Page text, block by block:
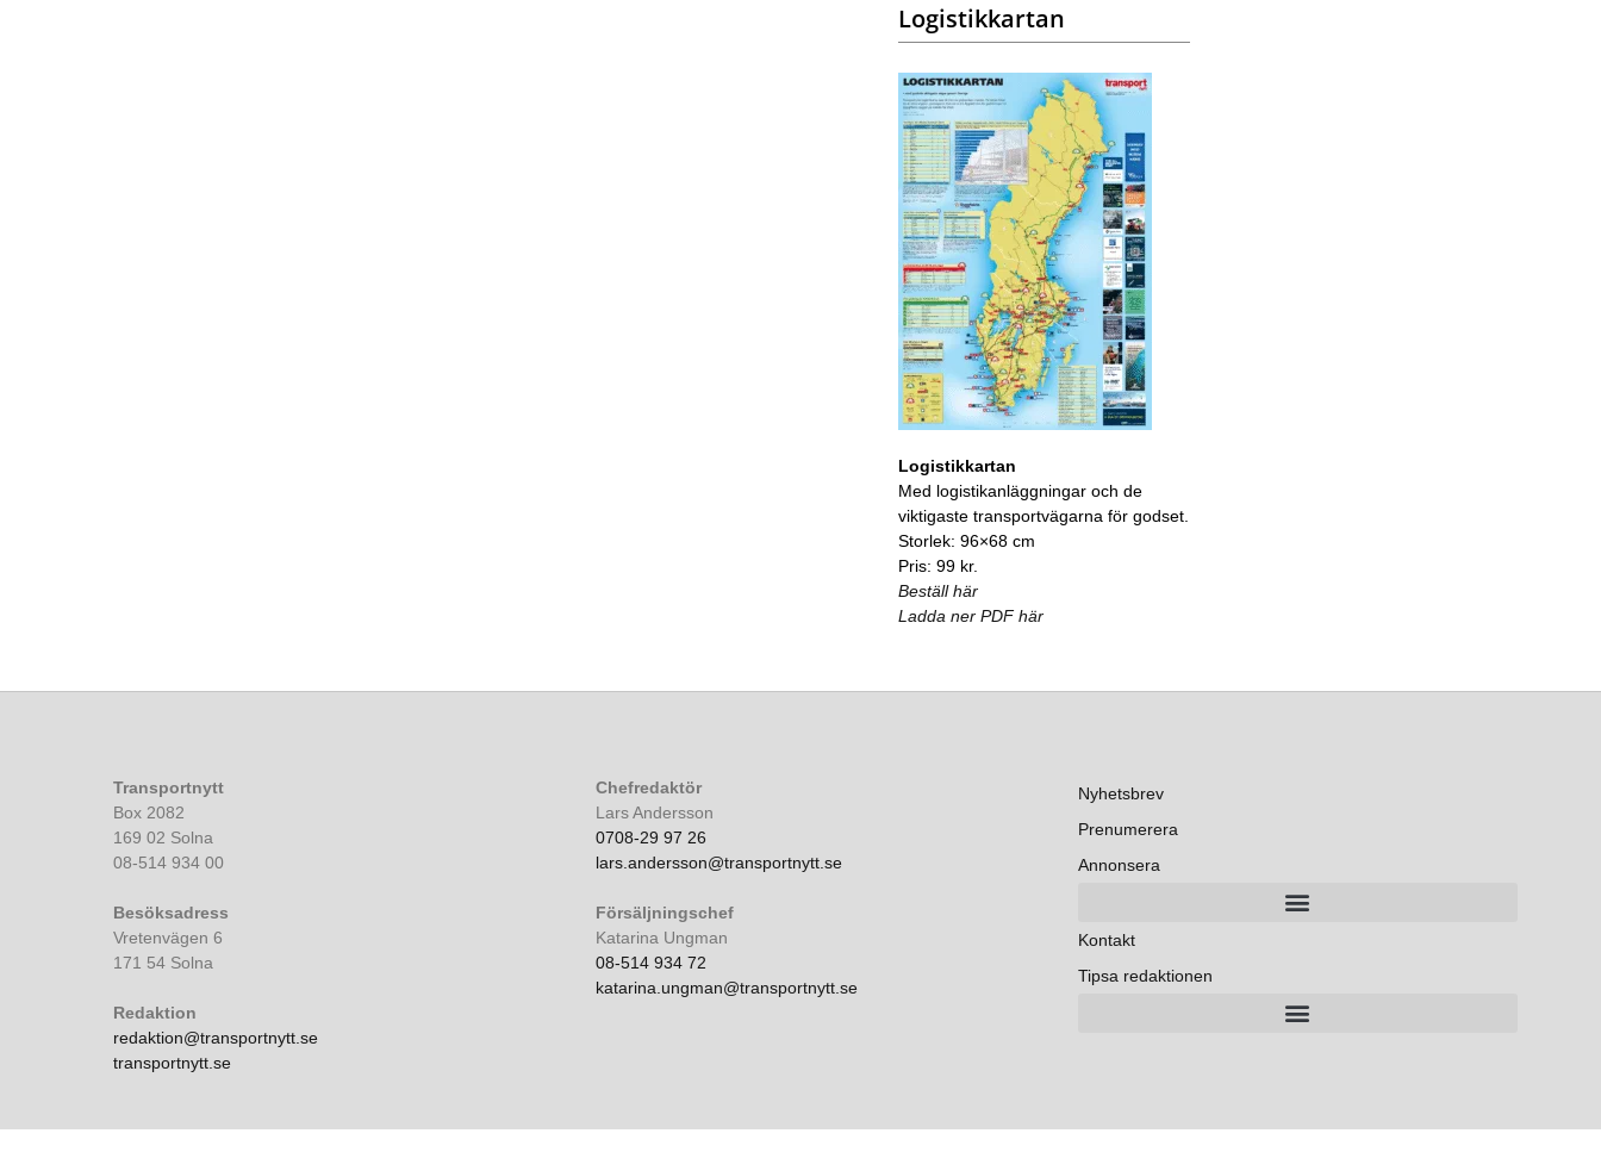
Logistikkartan
Logistikkartan
Med logistikanläggningar och de
viktigaste transportvägarna för godset.
Storlek: 96×68 cm
Pris: 99 kr.
Beställ här
Ladda ner PDF här
Transportnytt
Box 2082
169 02 Solna
08-514 934 00
Besöksadress
Vretenvägen 6
171 54 Solna
Redaktion
redaktion@transportnytt.se
transportnytt.se
Chefredaktör
Lars Andersson
0708-29 97 26
lars.andersson@transportnytt.se
Försäljningschef
Katarina Ungman
08-514 934 72
katarina.ungman@transportnytt.se
Nyhetsbrev
Prenumerera
Annonsera
Kontakt
Tipsa redaktionen